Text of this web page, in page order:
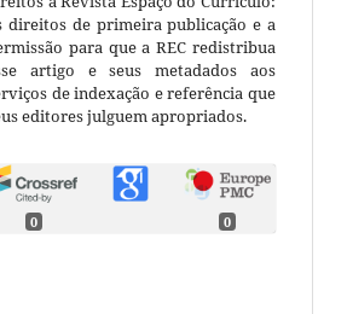
direitos de primeira publicação e a
para que a REC redistribua
artigo e seus metadados aos
de indexação e referência que
editores julguem apropriados.
0 0